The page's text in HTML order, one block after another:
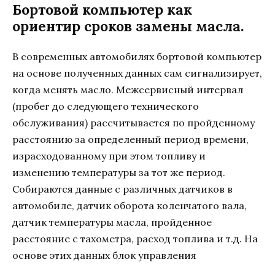
Бортовой компьютер как
ориентир сроков замены масла.
В современных автомобилях бортовой компьютер
на основе полученных данных сам сигнализирует,
когда менять масло. Межсервисный интервал
(пробег до следующего технического
обслуживания) рассчитывается по пройденному
расстоянию за определенный период времени,
израсходованному при этом топливу и
изменению температуры за тот же период.
Собираются данные с различных датчиков в
автомобиле, датчик оборота коленчатого вала,
датчик температуры масла, пройденное
расстояние с тахометра, расход топлива и т.д. На
основе этих данных блок управления